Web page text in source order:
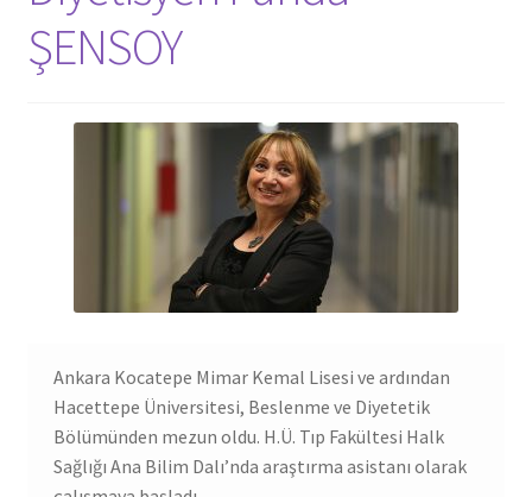
ŞENSOY
Ankara Kocatepe Mimar Kemal Lisesi ve ardından
Hacettepe Üniversitesi, Beslenme ve Diyetetik
Bölümünden mezun oldu. H.Ü. Tıp Fakültesi Halk
Sağlığı Ana Bilim Dalı’nda araştırma asistanı olarak